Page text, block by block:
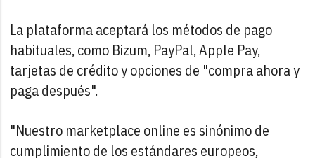
La plataforma aceptará los métodos de pago
habituales, como Bizum, PayPal, Apple Pay,
tarjetas de crédito y opciones de "compra ahora y
paga después".
"Nuestro marketplace online es sinónimo de
cumplimiento de los estándares europeos,